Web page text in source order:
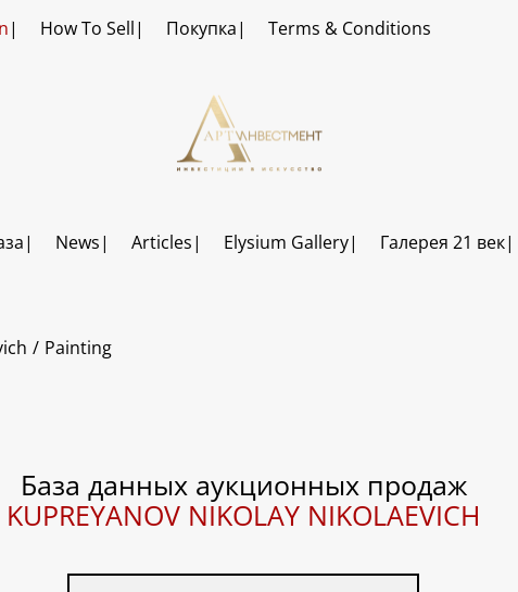
How To Sell Покупка Terms & Conditions
News Articles Elysium Gallery Галерея 21 век
Painting
База данных аукционных продаж
KUPREYANOV NIKOLAY NIKOLAEVICH